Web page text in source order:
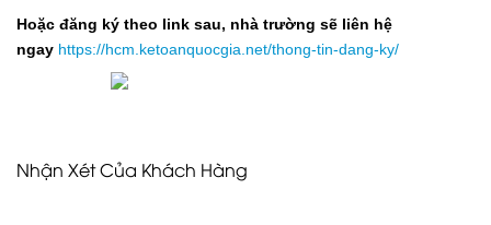
Hoặc đăng ký theo link sau, nhà trường sẽ liên hệ
ngay https://hcm.ketoanquocgia.net/thong-tin-dang-ky/
Nhận Xét Của Khách Hàng